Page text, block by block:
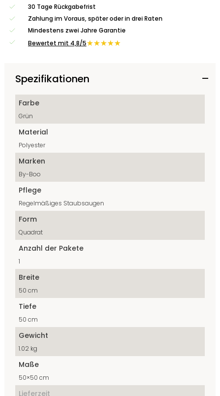
30 Tage Rückgabefrist
Zahlung im Voraus, später oder in drei Raten
Mindestens zwei Jahre Garantie
Bewertet mit 4,8/5★★★★★
Spezifikationen
Farbe
Grün
Material
Polyester
Marken
By-Boo
Pflege
Regelmäßiges Staubsaugen
Form
Quadrat
Anzahl der Pakete
1
Breite
50 cm
Tiefe
50 cm
Gewicht
1.02 kg
Maße
50×50 cm
Lieferzeit